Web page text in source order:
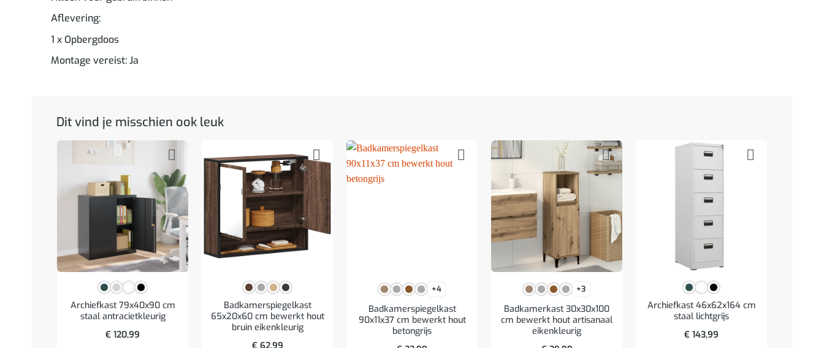
Aflevering:
1 x Opbergdoos
Montage vereist: Ja
Dit vind je misschien ook leuk
Archiefkast 79x40x90 cm
staal antracietkleurig
€ 120,99
Badkamerspiegelkast
65x20x60 cm bewerkt hout
bruin eikenkleurig
+4
Badkamerspiegelkast
90x11x37 cm bewerkt hout
betongrijs
+3
Badkamerkast 30x30x100
cm bewerkt hout artisanaal
eikenkleurig
Archiefkast 46x62x164 cm
staal lichtgrijs
€ 143,99